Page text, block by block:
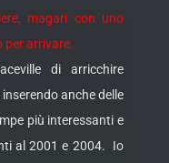
magari con uno
per arrivare.
di arricchire
anche delle
più interessanti e
al 2001 e 2004. Io